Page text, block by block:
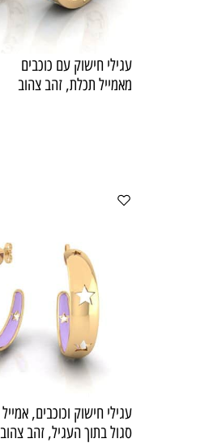
עגילי חישוק עם כוכבים
מאמייל תכלת, זהב צהוב
עגילי חישוק וכוכבים, אמייל
סגול בתוך העגיל, זהב צהוב